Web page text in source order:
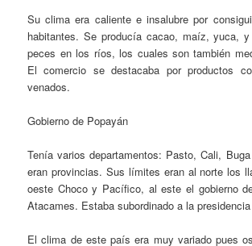
Su clima era caliente e insalubre por
habitantes. Se producía cacao, maíz, yuca,
peces en los ríos, los cuales son también
El comercio se destacaba por productos
venados.
Gobierno de Popayán
Tenía varios departamentos: Pasto, Cali,
eran provincias. Sus límites eran al norte los
oeste Choco y Pacífico, al este el gobierno
Atacames. Estaba subordinado a la
El clima de este país era muy variado pues